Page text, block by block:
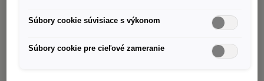
cestu energeticky úsporným spôsobom. A ak
chcete, paket Light & Visibility
s ovládaním
svetlometov, ovládaním diaľkových svetiel
Súbory cookie súvisiace s výkonom
Súbory cookie pre cieľové zameranie